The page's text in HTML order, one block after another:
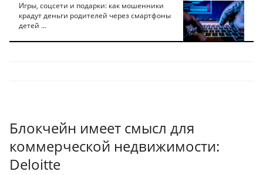
Игры, соцсети и подарки: как мошенники
крадут деньги родителей через смартфоны
детей ...
Блокчейн имеет смысл для
коммерческой недвижимости:
Deloitte